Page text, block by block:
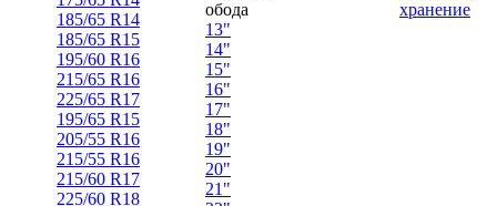
185/65 R14
185/65 R15
195/60 R16
215/65 R16
225/65 R17
195/65 R15
205/55 R16
215/55 R16
215/60 R17
225/60 R18
обода
13"
14"
15"
16"
17"
18"
19"
20"
21"
хранение